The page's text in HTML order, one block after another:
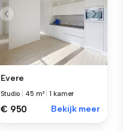
Evere
Studio 45 m² |1 kamer
€ 950 Bekijk meer